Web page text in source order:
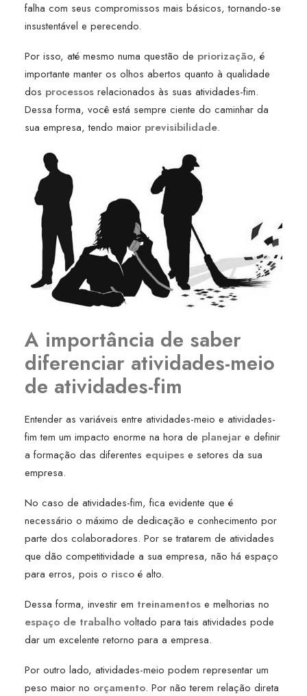
falha com seus compromissos mais básicos, tornando-se
insustentável e perecendo.
Por isso, até mesmo numa questão de priorização, é
importante manter os olhos abertos quanto à qualidade
dos processos relacionados às suas atividades-fim.
Dessa forma, você está sempre ciente do caminhar da
sua empresa, tendo maior previsibilidade.
A importância de saber
diferenciar atividades-meio
de atividades-fim
Entender as variáveis entre atividades-meio e atividades-
fim tem um impacto enorme na hora de planejar e definir
a formação das diferentes equipes e setores da sua
empresa.
No caso de atividades-fim, fica evidente que é
necessário o máximo de dedicação e conhecimento por
parte dos colaboradores. Por se tratarem de atividades
que dão competitividade a sua empresa, não há espaço
para erros, pois o risco é alto.
Dessa forma, investir em treinamentos e melhorias no
espaço de trabalho voltado para tais atividades pode
dar um excelente retorno para a empresa.
Por outro lado, atividades-meio podem representar um
peso maior no orçamento. Por não terem relação direta